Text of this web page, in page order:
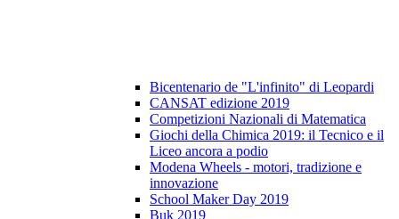
Bicentenario de "L'infinito" di Leopardi
CANSAT edizione 2019
Competizioni Nazionali di Matematica
Giochi della Chimica 2019: il Tecnico e il
Liceo ancora a podio
Modena Wheels - motori, tradizione e
innovazione
School Maker Day 2019
Buk 2019